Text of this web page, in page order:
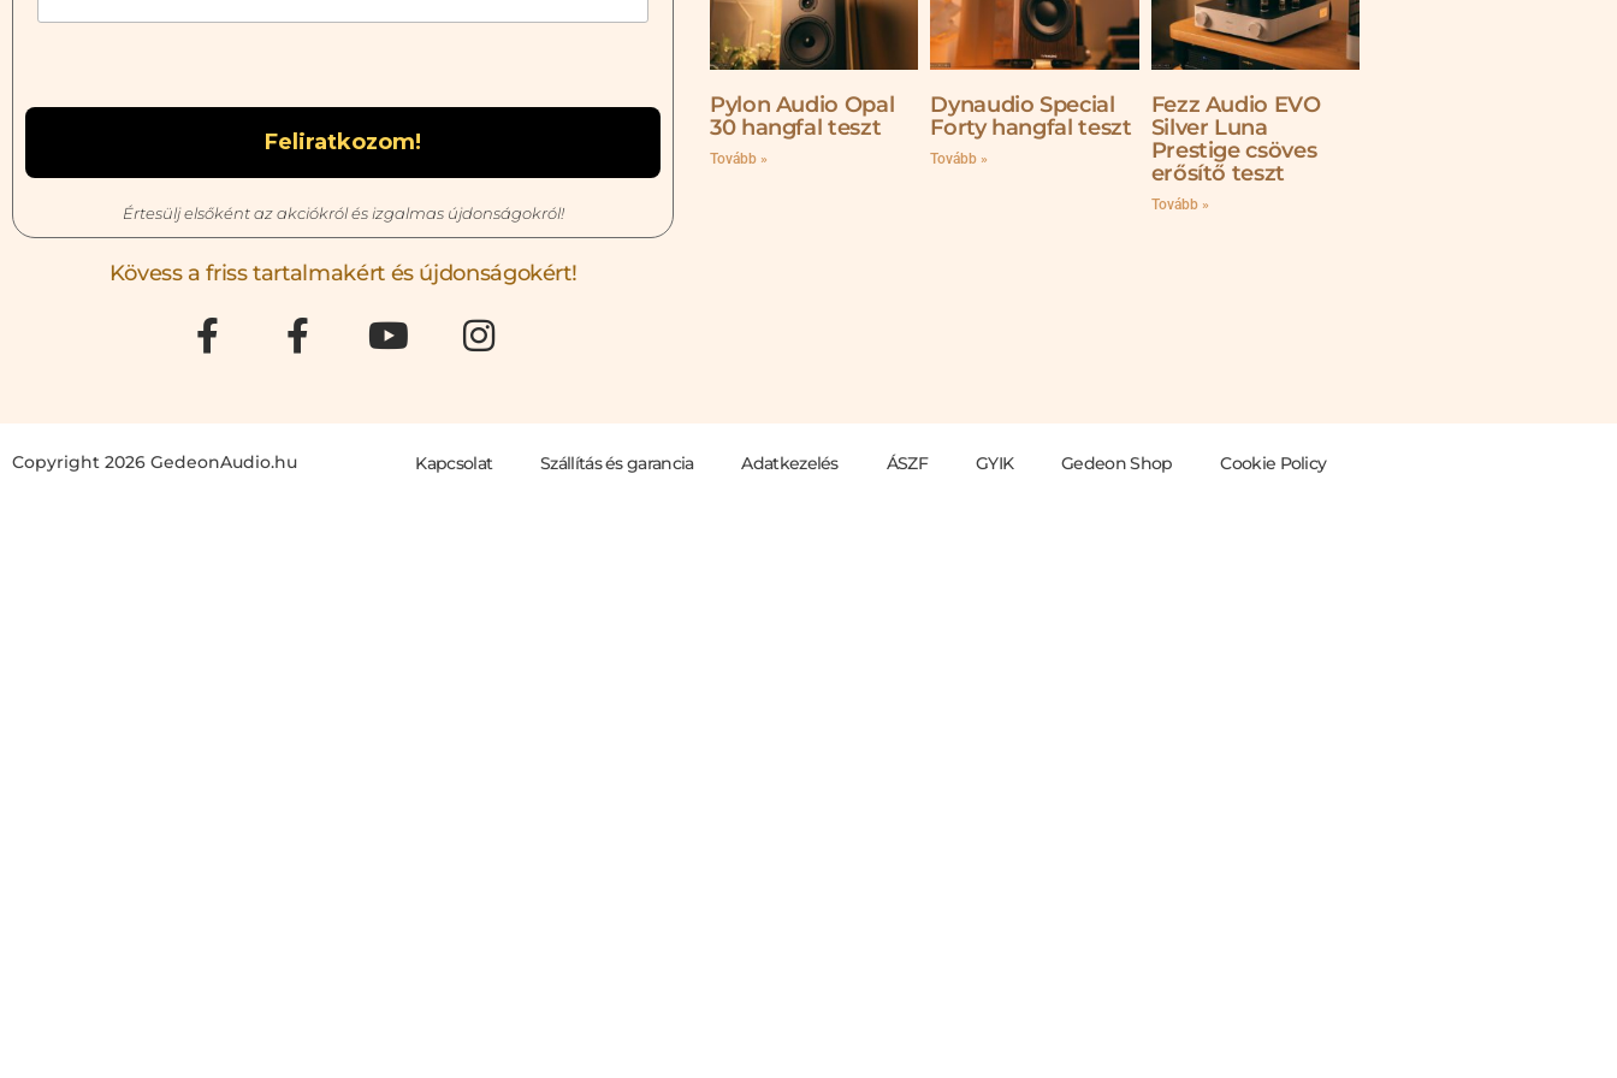
Értesülj elsőként az akciókról és izgalmas újdonságokról!
Kövess a friss tartalmakért és újdonságokért!
Pylon Audio Opal
30 hangfal teszt
Tovább »
Dynaudio Special
Forty hangfal teszt
Tovább »
Fezz Audio EVO
Silver Luna
Prestige csöves
erősítő teszt
Tovább »
Copyright 2026 GedeonAudio.hu Kapcsolat Szállítás és garancia Adatkezelés ÁSZF GYIK Gedeon Shop Cookie Policy